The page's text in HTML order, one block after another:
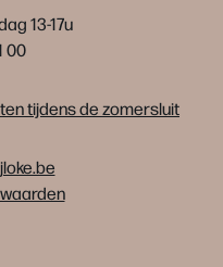
13-17u
00
tijdens de zomersluit